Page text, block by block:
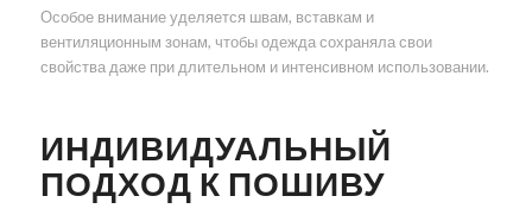
Особое внимание уделяется швам, вставкам и
вентиляционным зонам, чтобы одежда сохраняла свои
свойства даже при длительном и интенсивном использовании.
ИНДИВИДУАЛЬНЫЙ
ПОДХОД К ПОШИВУ